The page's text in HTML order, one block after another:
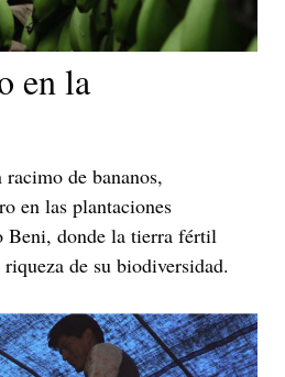
en la
de bananos,
en las plantaciones
Beni, donde la tierra fértil
de su biodiversidad.